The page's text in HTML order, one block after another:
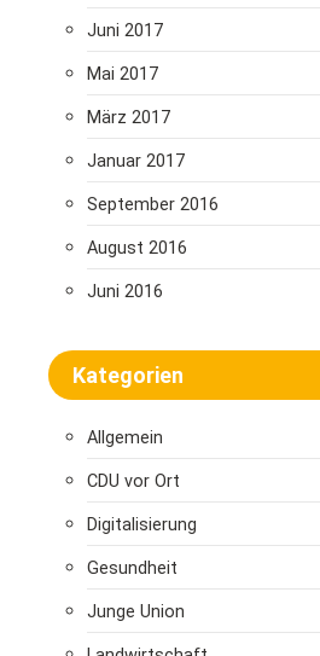
Juni 2017
Mai 2017
März 2017
Januar 2017
September 2016
August 2016
Juni 2016
Kategorien
Allgemein
CDU vor Ort
Digitalisierung
Gesundheit
Junge Union